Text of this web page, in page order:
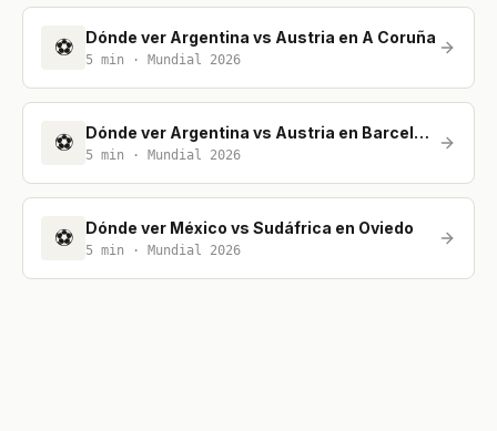
⚽ Dónde ver Argentina vs Austria en A Coruña
5 min · Mundial 2026
⚽ Dónde ver Argentina vs Austria en Barcelona
5 min · Mundial 2026
⚽ Dónde ver México vs Sudáfrica en Oviedo
5 min · Mundial 2026